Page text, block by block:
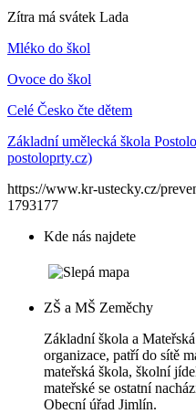
Zítra má svátek Lada
Mléko do škol
Ovoce do škol
Celé Česko čte dětem
Základní umělecká škola
postoloprty.cz)
https://www.kr-ustecky.cz/
1793177
Kde nás najdete
ZŠ a MŠ Zeměchy
Základní škola a
organizace, patří do sítě
mateřská škola, školní
mateřské se ostatní
Obecní úřad Jimlín.